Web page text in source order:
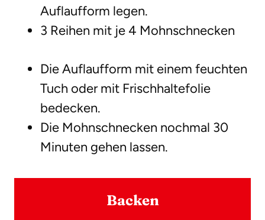
Auflaufform legen.
3 Reihen mit je 4 Mohnschnecken
Die Auflaufform mit einem feuchten
Tuch oder mit Frischhaltefolie
bedecken.
Die Mohnschnecken nochmal 30
Minuten gehen lassen.
Backen